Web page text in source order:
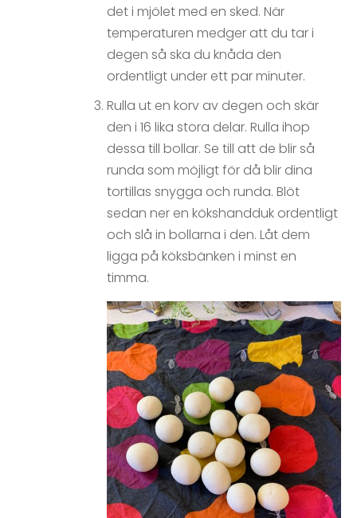
det i mjölet med en sked. När
temperaturen medger att du tar i
degen så ska du knåda den
ordentligt under ett par minuter.
Rulla ut en korv av degen och skär
den i 16 lika stora delar. Rulla ihop
dessa till bollar. Se till att de blir så
runda som möjligt för då blir dina
tortillas snygga och runda. Blöt
sedan ner en kökshandduk ordentligt
och slå in bollarna i den. Låt dem
ligga på köksbänken i minst en
timma.